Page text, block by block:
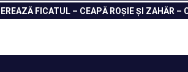
FICATUL – CEAPĂ ROŞIE ŞI ZAHĂR –